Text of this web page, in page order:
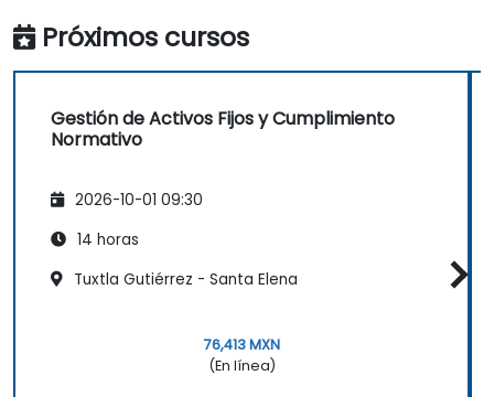
Próximos cursos
Gestión de Activos Fijos y Cumplimiento
Normativo
2026-10-01 09:30
14 horas
Tuxtla Gutiérrez - Santa Elena
76,413 MXN
(En línea)